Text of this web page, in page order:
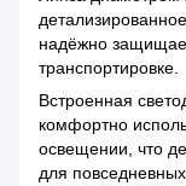
надёжно
транспортировке.
Встроенная
комфортно
освещении, что
для повседневных